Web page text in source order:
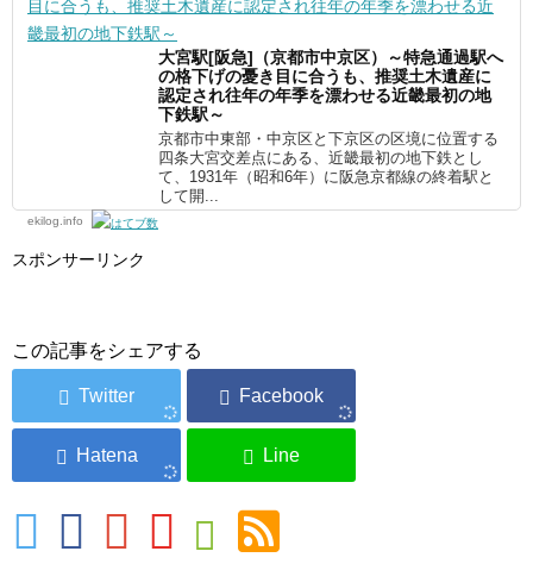
大宮駅[阪急]（京都市中京区）～特急通過駅へ
の格下げの憂き目に合うも、推奨土木遺産に
認定され往年の年季を漂わせる近畿最初の地
下鉄駅～
京都市中東部・中京区と下京区の区境に位置する
四条大宮交差点にある、近畿最初の地下鉄とし
て、1931年（昭和6年）に阪急京都線の終着駅と
して開...
ekilog.info
スポンサーリンク
この記事をシェアする